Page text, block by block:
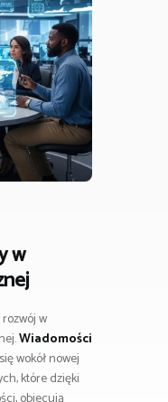
w
w
Wiadomości
wokół nowej
które dzięki